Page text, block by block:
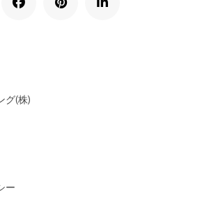
グ(株)
ー